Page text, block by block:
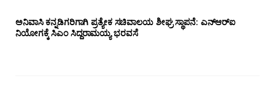
ಅನಿವಾಸಿ ಕನ್ನಡಿಗರಿಗಾಗಿ ಪ್ರತ್ಯೇಕ ಸಚಿವಾಲಯ ಶೀಘ್ರ ಸ್ಥಾಪನೆ: ಎನ್‌ಆರ್‌ಐ
ನಿಯೋಗಕ್ಕೆ ಸಿಎಂ ಸಿದ್ದರಾಮಯ್ಯ ಭರವಸೆ